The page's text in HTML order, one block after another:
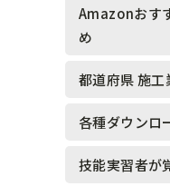
現場吹付法枠
モルタル吹付工
植生基材吹付
測定器具系
アンカー系
その他
Amazonおす
め
都道府県 施工
各種ダウンロ
技能実習者が